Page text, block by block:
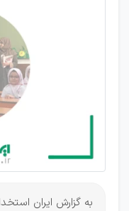
به گزارش ایران